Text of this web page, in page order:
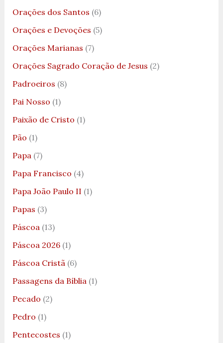
Orações dos Santos (6)
Orações e Devoções (5)
Orações Marianas (7)
Orações Sagrado Coração de Jesus (2)
Padroeiros (8)
Pai Nosso (1)
Paixão de Cristo (1)
Pão (1)
Papa(7)
Papa Francisco (4)
Papa João Paulo II (1)
Papas (3)
Páscoa(13)
Páscoa 2026(1)
Páscoa Cristã(6)
Passagens da Bíblia(1)
Pecado (2)
Pedro (1)
Pentecostes (1)